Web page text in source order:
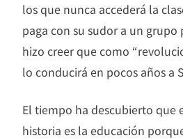
los que nunca accederá la
paga con su sudor a un
hizo creer que como
lo conducirá en pocos años a
El tiempo ha descubierto que
historia es la educación